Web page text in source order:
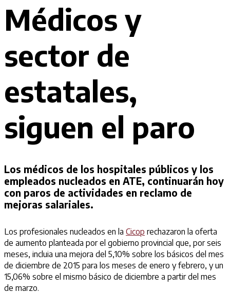
Médicos y
sector de
estatales,
siguen el paro
Los médicos de los hospitales públicos y los
empleados nucleados en ATE, continuarán hoy
con paros de actividades en reclamo de
mejoras salariales.
Los profesionales nucleados en la Cicop rechazaron la oferta
de aumento planteada por el gobierno provincial que, por seis
meses, incluia una mejora del 5,10% sobre los básicos del mes
de diciembre de 2015 para los meses de enero y febrero, y un
15,06% sobre el mismo básico de diciembre a partir del mes
de marzo.